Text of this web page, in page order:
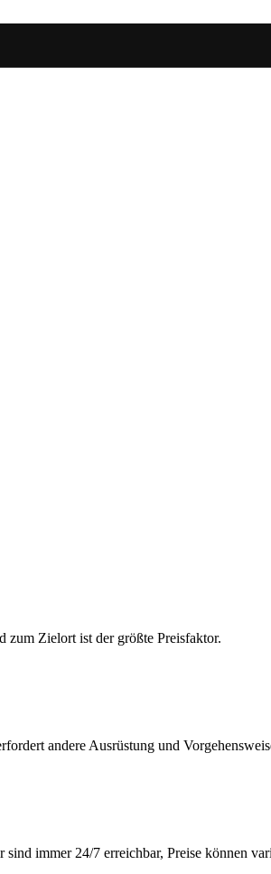
zum Zielort ist der größte Preisfaktor.
andere Ausrüstung und
sind immer 24/7 erreichbar, Preise können